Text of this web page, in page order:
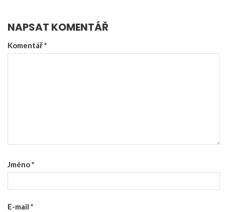
NAPSAT KOMENTÁŘ
Komentář*
Jméno*
E-mail *